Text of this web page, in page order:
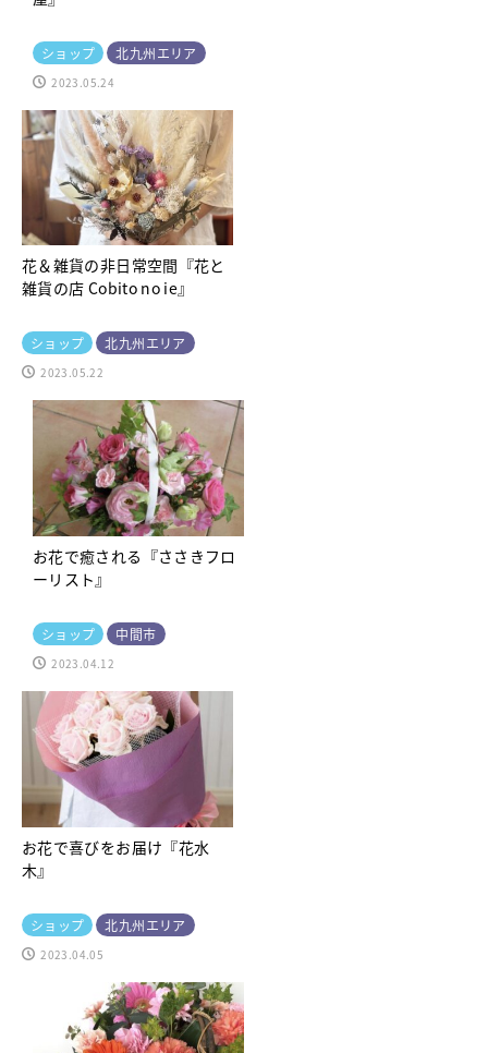
ショップ 北九州エリア
2023.05.24
花＆雑貨の非日常空間『花と
雑貨の店 Cobito no ie』
ショップ 北九州エリア
2023.05.22
お花で癒される『ささきフロ
ーリスト』
ショップ 中間市
2023.04.12
お花で喜びをお届け『花水
木』
ショップ 北九州エリア
2023.04.05